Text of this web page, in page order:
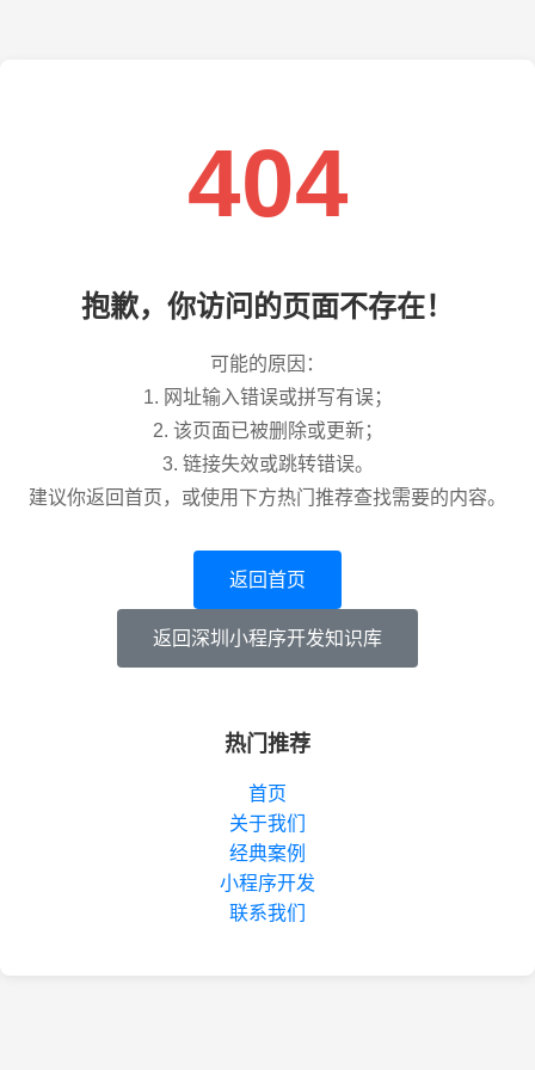
404
抱歉，你访问的页面不存在！
可能的原因：
1. 网址输入错误或拼写有误；
2. 该页面已被删除或更新；
3. 链接失效或跳转错误。
建议你返回首页，或使用下方热门推荐查找需要的内容。
返回首页
返回深圳小程序开发知识库
热门推荐
首页
关于我们
经典案例
小程序开发
联系我们